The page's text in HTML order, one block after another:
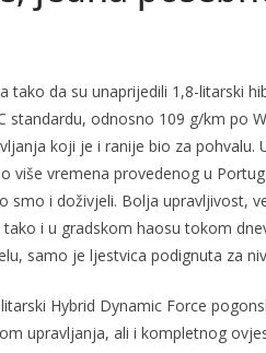
tako da su unaprijedili 1,8-litarski
standardu, odnosno 109 g/km po
koji je i ranije bio za pohvalu.
više vremena provedenog u
smo i doživjeli. Bolja upravljivost,
i u gradskom haosu tokom
samo je ljestvica podignuta za
Hybrid Dynamic Force
upravljanja, ali i kompletnog